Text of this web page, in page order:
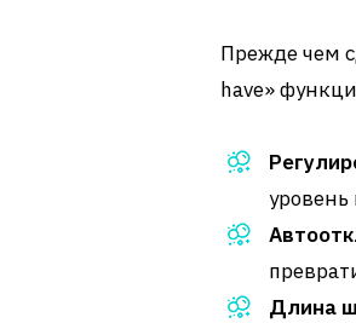
Прежде чем
have»
Длина